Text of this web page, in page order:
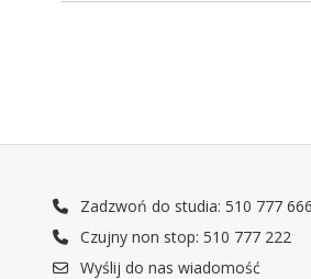
Zadzwoń do studia: 510 777 666
Czujny non stop: 510 777 222
Wyślij do nas wiadomość